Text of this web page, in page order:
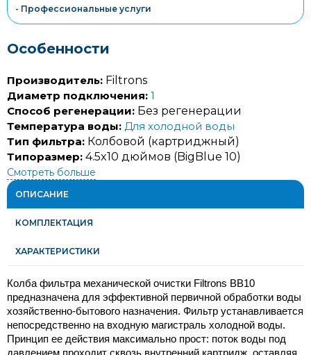
- Профессиональные услуги
Особенности
Производитель: Filtrons
Диаметр подключения: 1
Способ регенерации: Без регенерации
Температура воды: Для холодной воды
Тип фильтра: Колбовой (картриджный)
Типоразмер: 4.5x10 дюймов (BigBlue 10)
Смотреть больше
ОПИСАНИЕ
КОМПЛЕКТАЦИЯ
ХАРАКТЕРИСТИКИ
Колба фильтра механической очистки Filtrons BB10
предназначена для эффективной первичной обработки воды
хозяйственно-бытового назначения. Фильтр устанавливается
непосредственно на входную магистраль холодной воды.
Принцип ее действия максимально прост: поток воды под